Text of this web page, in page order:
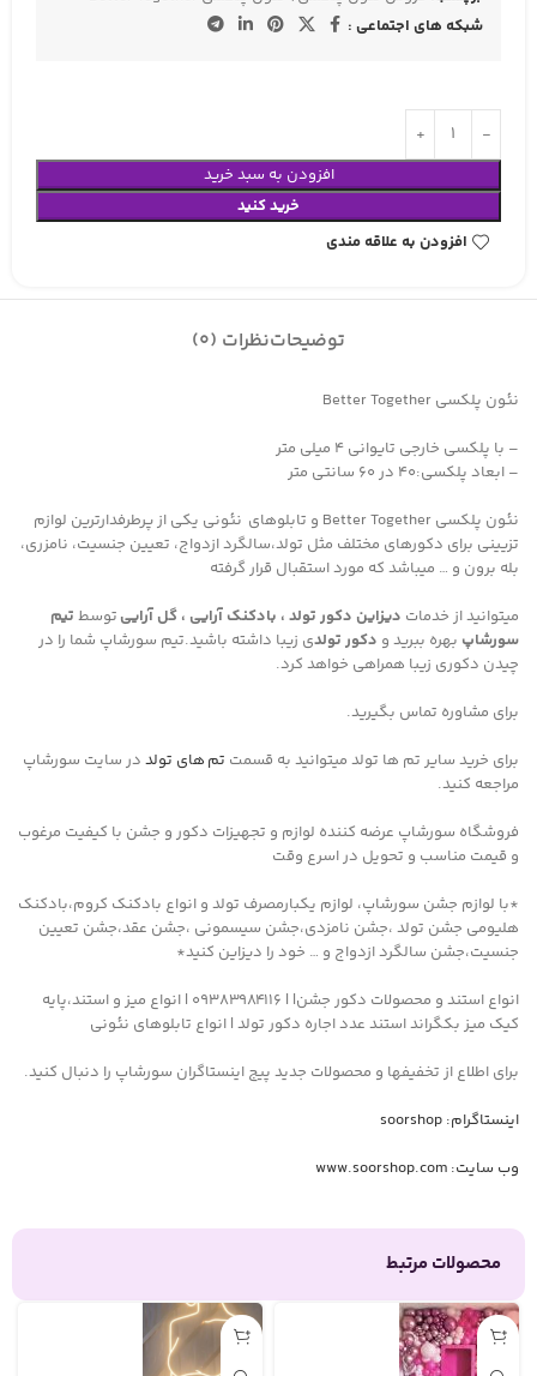
شبکه های اجتماعی :
افزودن به سبد خرید
خرید کنید
افزودن به علاقه مندی
توضیحاتنظرات (0)
نئون پلکسی Better Together
– با پلکسی خارجی تایوانی ۴ میلی متر
– ابعاد پلکسی:۴۰ در ۶۰ سانتی متر
نئون پلکسی Better Together و تابلوهای نئونی یکی از پرطرفدارترین لوازم
تزیینی برای دکورهای مختلف مثل تولد،سالگرد ازدواج، تعیین جنسیت، نامزری،
بله برون و … میباشد که مورد استقبال قرار گرفته
میتوانید از خدمات دیزاین دکور تولد ، بادکنک آرایی ، گل آرایی توسط تیم
سورشاپ بهره ببرید و دکور تولدی زیبا داشته باشید.تیم سورشاپ شما را در
چیدن دکوری زیبا همراهی خواهد کرد.
برای مشاوره تماس بگیرید.
برای خرید سایر تم ها تولد میتوانید به قسمت تم های تولد در سایت سورشاپ
مراجعه کنید.
فروشگاه سورشاپ عرضه کننده لوازم و تجهیزات دکور و جشن با کیفیت مرغوب
و قیمت مناسب و تحویل در اسرع وقت
*با لوازم جشن سورشاپ، لوازم یکبارمصرف تولد و انواع بادکنک کروم،بادکنک
هلیومی جشن تولد ،جشن نامزدی،جشن سیسمونی ،جشن عقد،جشن تعیین
جنسیت،جشن سالگرد ازدواج و … خود را دیزاین کنید*
انواع استند و محصولات دکور جشن| | ۰۹۳۸۳۹۸۴۱۱۶ | انواع میز و استند،پایه
کیک میز بکگراند استند عدد اجاره دکور تولد | انواع تابلوهای نئونی
برای اطلاع از تخفیفها و محصولات جدید پیج اینستاگران سورشاپ را دنبال کنید.
اینستاگرام: soorshop
وب سایت: www.soorshop.com
محصولات مرتبط